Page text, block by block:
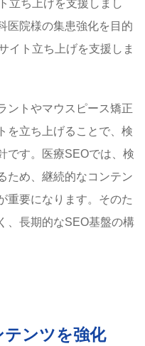
立ち上げを支援しまし
医院様の集患強化を目的
イト立ち上げを支援しま
ントやマウスピース矯正
を立ち上げることで、検
です。医療SEOでは、検
ため、継続的なコンテン
重要になります。そのた
、長期的なSEO基盤の構
ンツを強化